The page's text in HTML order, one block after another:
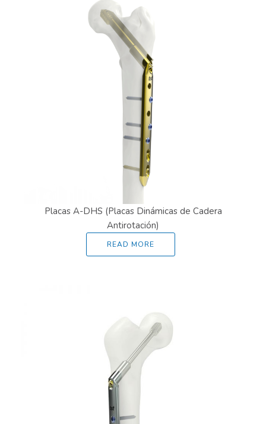
Placas A-DHS (Placas Dinámicas de Cadera
Antirotación)
READ MORE